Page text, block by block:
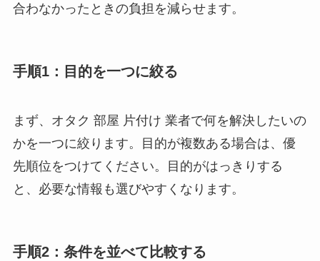
合わなかったときの負担を減らせます。
手順1：目的を一つに絞る
まず、オタク 部屋 片付け 業者で何を解決したいの
かを一つに絞ります。目的が複数ある場合は、優
先順位をつけてください。目的がはっきりする
と、必要な情報も選びやすくなります。
手順2：条件を並べて比較する